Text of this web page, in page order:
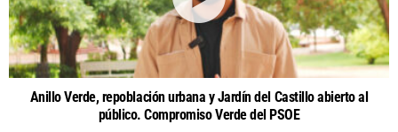
Anillo Verde, repoblación urbana y Jardín del Castillo abierto al
público. Compromiso Verde del PSOE